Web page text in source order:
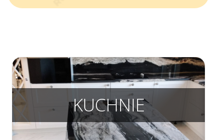
KUCHNIE